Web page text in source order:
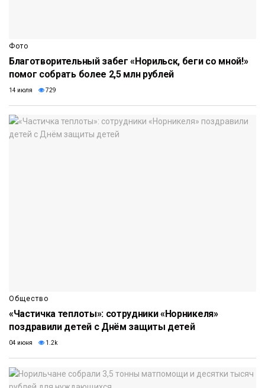
Фото
Благотворительный забег «Норильск, беги со мной!»
помог собрать более 2,5 млн рублей
14 июля 729
Общество
«Частичка теплоты»: сотрудники «Норникеля»
поздравили детей с Днём защиты детей
04 июня 1.2k